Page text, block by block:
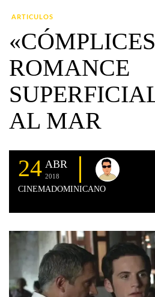
ARTICULOS
ROMANCE
AL MAR
24 ABR
2018
CINEMADOMINICANO